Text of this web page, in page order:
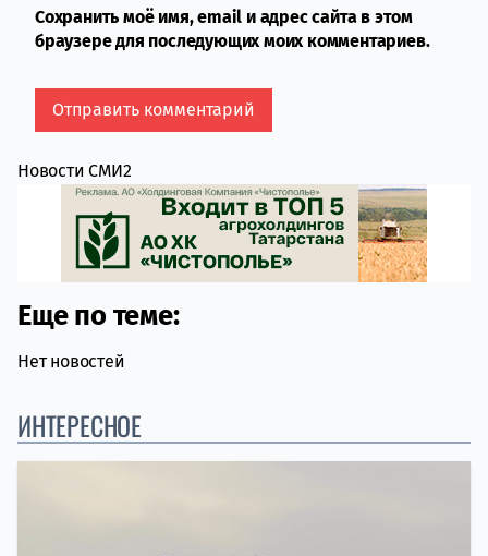
Сохранить моё имя, email и адрес сайта в этом
браузере для последующих моих комментариев.
Новости СМИ2
Еще по теме:
Нет новостей
ИНТЕРЕСНОЕ